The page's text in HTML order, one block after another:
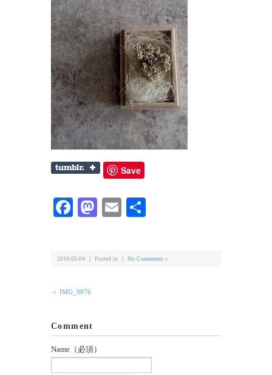
Save
Facebook
Mastodon
Email
2016-05-04 ｜ Posted in ｜ No Comments »
＜ IMG_9876
Comment
Name（必須）